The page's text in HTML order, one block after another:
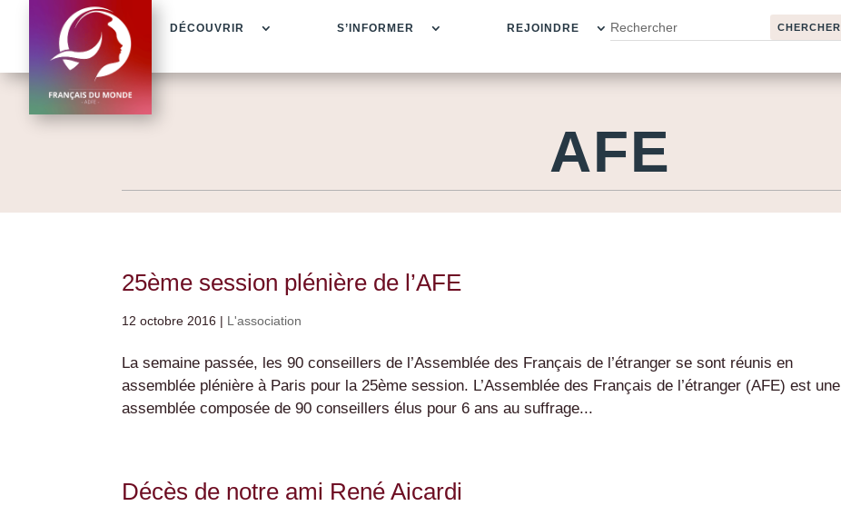
DÉCOUVRIR S’INFORMER REJOINDRE
AFE
25ème session plénière de l’AFE
12 octobre 2016 | L'association
La semaine passée, les 90 conseillers de l’Assemblée des Français de l’étranger se sont réunis en
assemblée plénière à Paris pour la 25ème session. L’Assemblée des Français de l’étranger (AFE) est une
assemblée composée de 90 conseillers élus pour 6 ans au suffrage...
Décès de notre ami René Aicardi